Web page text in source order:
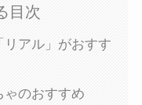
目次
アル」がおすす
ゃのおすすめ